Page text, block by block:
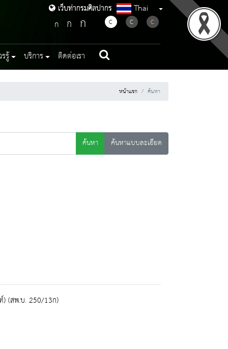
เว็บท่ากรมศิลปากร
เว็บท่ากรมศิลปากร Thai
ก ก ก C C C
รู้ บริการ ติดต่อเรา
หน้าแรก ค้นหา
ค้นหา
ค้นหาแบบละเอียด
(สพ.บ. 250/13ก)